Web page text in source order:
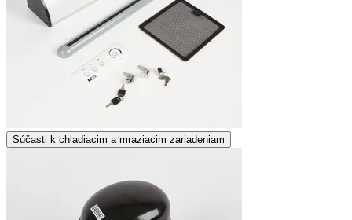
Súčasti k chladiacim a mraziacim zariadeniam